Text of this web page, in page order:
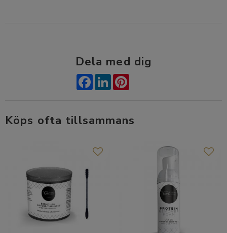
Dela med dig
Facebook
LinkedInPinterest
Köps ofta tillsammans
Lägg till i favoriter